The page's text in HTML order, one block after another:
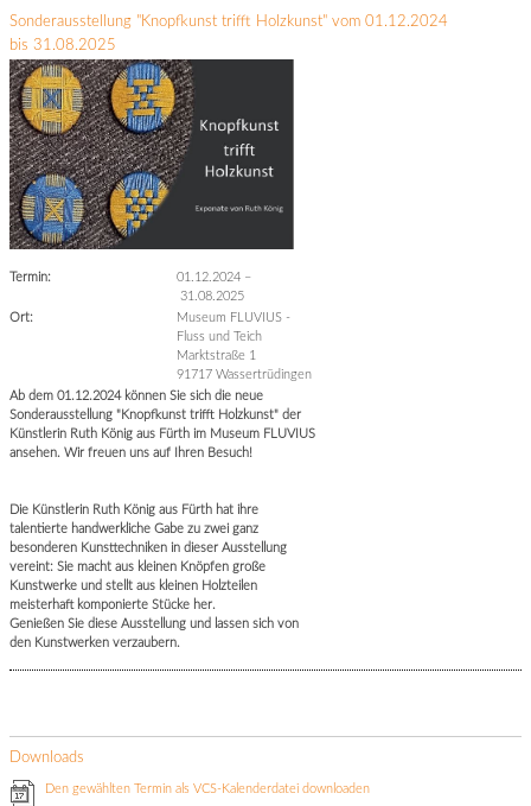
Sonderausstellung "Knopfkunst trifft Holzkunst" vom 01.12.2024
bis 31.08.2025
Termin: 01.12.2024 –
31.08.2025
Ort:
Museum FLUVIUS -
Fluss und Teich
Marktstraße 1
91717 Wassertrüdingen
Ab dem 01.12.2024 können Sie sich die neue
Sonderausstellung "Knopfkunst trifft Holzkunst" der
Künstlerin Ruth König aus Fürth im Museum FLUVIUS
ansehen. Wir freuen uns auf Ihren Besuch!
Die Künstlerin Ruth König aus Fürth hat ihre
talentierte handwerkliche Gabe zu zwei ganz
besonderen Kunsttechniken in dieser Ausstellung
vereint: Sie macht aus kleinen Knöpfen große
Kunstwerke und stellt aus kleinen Holzteilen
meisterhaft komponierte Stücke her.
Genießen Sie diese Ausstellung und lassen sich von
den Kunstwerken verzaubern.
Downloads
Den gewählten Termin als VCS-Kalenderdatei downloaden